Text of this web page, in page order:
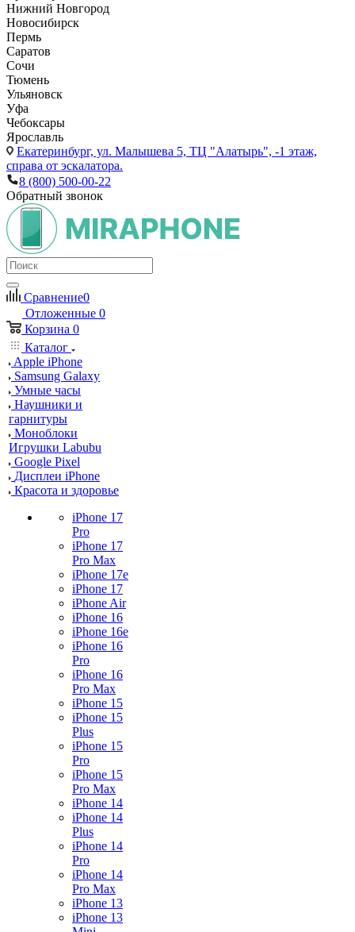
Нижний Новгород
Новосибирск
Пермь
Саратов
Сочи
Тюмень
Ульяновск
Уфа
Чебоксары
Ярославль
Екатеринбург, ул. Малышева 5, ТЦ "Алатырь", -1 этаж,
справа от эскалатора.
8 (800) 500-00-22
Обратный звонок
Сравнение0
Отложенные 0
Корзина 0
Каталог
Apple iPhone
Samsung Galaxy
Умные часы
Наушники и
гарнитуры
Моноблоки
Игрушки Labubu
Google Pixel
Дисплеи iPhone
Красота и здоровье
iPhone 17
Pro
iPhone 17
Pro Max
iPhone 17e
iPhone 17
iPhone Air
iPhone 16
iPhone 16e
iPhone 16
Pro
iPhone 16
Pro Max
iPhone 15
iPhone 15
Plus
iPhone 15
Pro
iPhone 15
Pro Max
iPhone 14
iPhone 14
Plus
iPhone 14
Pro
iPhone 14
Pro Max
iPhone 13
iPhone 13